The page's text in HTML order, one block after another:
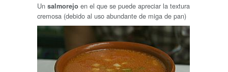
Un salmorejo en el que se puede apreciar la textura
cremosa (debido al uso abundante de miga de pan)